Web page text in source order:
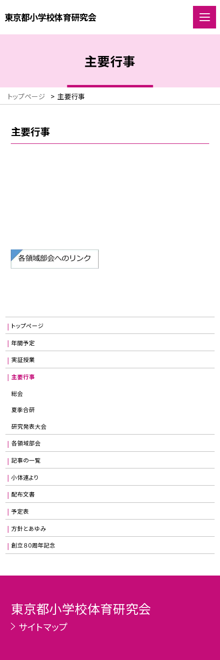
東京都小学校体育研究会
主要行事
トップページ > 主要行事
主要行事
トップページ
年間予定
実証授業
主要行事
総会
夏季合研
研究発表大会
各領域部会
記事の一覧
小体連より
配布文書
予定表
方針とあゆみ
創立８０周年記念
東京都小学校体育研究会
サイトマップ